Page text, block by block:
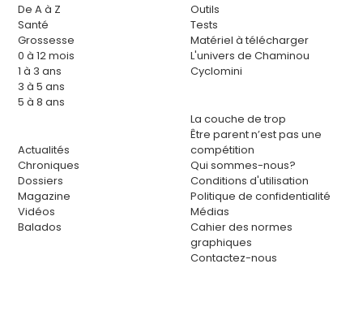
De A à Z
Santé
Grossesse
0 à 12 mois
1 à 3 ans
3 à 5 ans
5 à 8 ans
Actualités
Chroniques
Dossiers
Magazine
Vidéos
Balados
Outils
Tests
Matériel à télécharger
L'univers de Chaminou
Cyclomini
La couche de trop
Être parent n’est pas une
compétition
Qui sommes-nous?
Conditions d'utilisation
Politique de confidentialité
Médias
Cahier des normes
graphiques
Contactez-nous